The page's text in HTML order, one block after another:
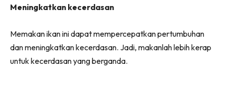
Meningkatkan kecerdasan
Memakan ikan ini dapat mempercepatkan pertumbuhan
dan meningkatkan kecerdasan. Jadi, makanlah lebih kerap
untuk kecerdasan yang berganda.